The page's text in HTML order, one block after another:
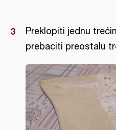
Preklopiti jednu
prebaciti preostalu